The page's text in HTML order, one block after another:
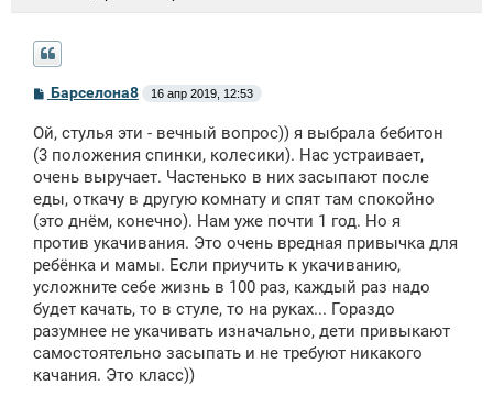
С
б
щ
н
и
Барселона8 16 апр 2019, 12:53
Ой, стулья эти - вечный вопрос)) я выбрала бебитон
(3 положения спинки, колесики). Нас устраивает,
очень выручает. Частенько в них засыпают после
еды, откачу в другую комнату и спят там спокойно
(это днём, конечно). Нам уже почти 1 год. Но я
против укачивания. Это очень вредная привычка для
ребёнка и мамы. Если приучить к укачиванию,
усложните себе жизнь в 100 раз, каждый раз надо
будет качать, то в стуле, то на руках... Гораздо
разумнее не укачивать изначально, дети привыкают
самостоятельно засыпать и не требуют никакого
качания. Это класс))